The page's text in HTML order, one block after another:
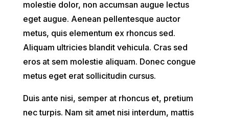
molestie dolor, non accumsan augue lectus
eget augue. Aenean pellentesque auctor
metus, quis elementum ex rhoncus sed.
Aliquam ultricies blandit vehicula. Cras sed
eros at sem molestie aliquam. Donec congue
metus eget erat sollicitudin cursus.
Duis ante nisi, semper at rhoncus et, pretium
nec turpis. Nam sit amet nisi interdum, mattis